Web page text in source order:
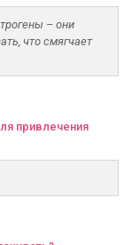
– они
что смягчает
привлечения